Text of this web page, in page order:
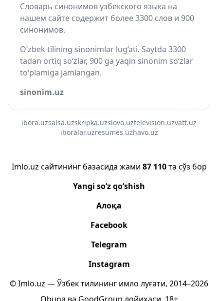
Словарь синонимов узбекского языка на
нашем сайте содержит более 3300 слов и 900
синонимов.
O‘zbek tilining sinonimlar lug‘ati. Saytda 3300
tadan ortiq so‘zlar, 900 ga yaqin sinonim so‘zlar
to‘plamiga jamlangan.
sinonim.uz
ibora.uzsalsa.uzskripka.uzslovo.uztelevision.uzvatt.uz
iboralar.uzresumes.uzhavo.uz
Imlo.uz сайтининг базасида жами 87 110та сўз бор
Yangi so‘z qo‘shish
Алоқа
Facebook
Telegram
Instagram
© Imlo.uz — Ўзбек тилининг имло луғати, 2014–2026